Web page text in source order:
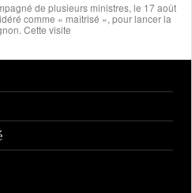
de plusieurs ministres, le 17 août
comme « maîtrisé », pour lancer la
Cette visite